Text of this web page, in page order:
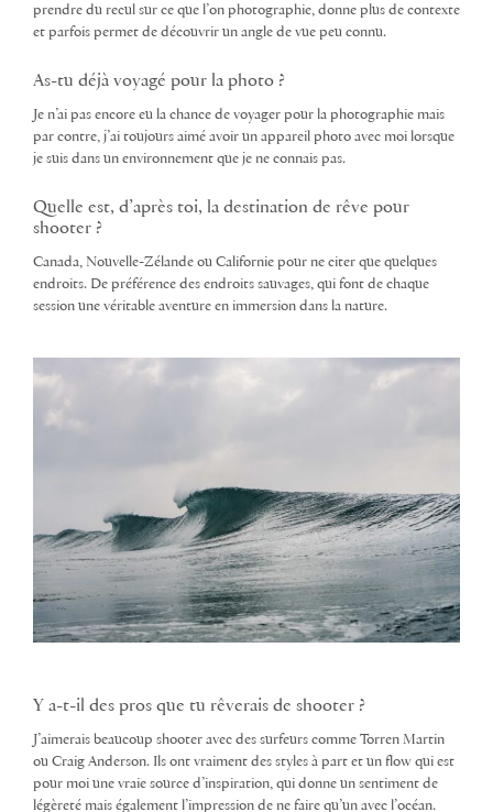
prendre du recul sur ce que l’on photographie, donne plus de contexte
et parfois permet de découvrir un angle de vue peu connu.
As-tu déjà voyagé pour la photo ?
Je n’ai pas encore eu la chance de voyager pour la photographie mais
par contre, j’ai toujours aimé avoir un appareil photo avec moi lorsque
je suis dans un environnement que je ne connais pas.
Quelle est, d’après toi, la destination de rêve pour
shooter ?
Canada, Nouvelle-Zélande ou Californie pour ne citer que quelques
endroits. De préférence des endroits sauvages, qui font de chaque
session une véritable aventure en immersion dans la nature.
Y a-t-il des pros que tu rêverais de shooter ?
J’aimerais beaucoup shooter avec des surfeurs comme Torren Martin
ou Craig Anderson. Ils ont vraiment des styles à part et un flow qui est
pour moi une vraie source d’inspiration, qui donne un sentiment de
légèreté mais également l’impression de ne faire qu’un avec l’océan.